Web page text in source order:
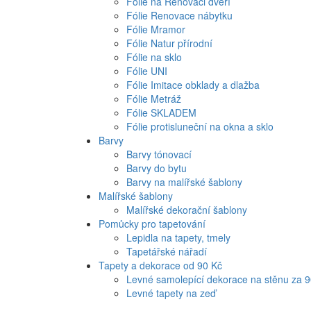
Fólie Renovace nábytku
Fólie Mramor
Fólie Natur přírodní
Fólie na sklo
Fólie UNI
Fólie Imitace obklady a dlažba
Fólie Metráž
Fólie SKLADEM
Fólie protisluneční na okna a sklo
Barvy
Barvy tónovací
Barvy do bytu
Barvy na malířské šablony
Malířské šablony
Malířské dekorační šablony
Pomůcky pro tapetování
Lepidla na tapety, tmely
Tapetářské nářadí
Tapety a dekorace od 90 Kč
Levné samolepící dekorace na stěnu za
Levné tapety na zeď